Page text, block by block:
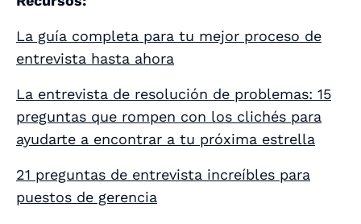
La guía completa para tu mejor proceso de
entrevista hasta ahora
La entrevista de resolución de problemas: 15
preguntas que rompen con los clichés para
ayudarte a encontrar a tu próxima estrella
21 preguntas de entrevista increíbles para
puestos de gerencia